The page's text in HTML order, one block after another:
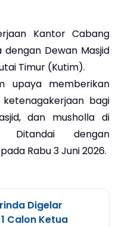
Kantor Cabang
Dewan Masjid
Timur (Kutim).
upaya memberikan
bagi
dan musholla di
Ditandai dengan
Rabu 3 Juni 2026.
Digelar
Calon Ketua